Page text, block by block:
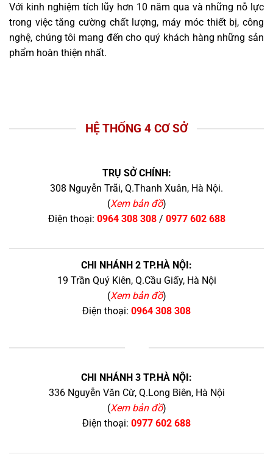
Với kinh nghiệm tích lũy hơn 10 năm qua và những nỗ lực
trong việc tăng cường chất lượng, máy móc thiết bị, công
nghệ, chúng tôi mang đến cho quý khách hàng những sản
phẩm hoàn thiện nhất.
HỆ THỐNG 4 CƠ SỞ
TRỤ SỞ CHÍNH:
308 Nguyễn Trãi, Q.Thanh Xuân, Hà Nội.
(Xem bản đồ)
Điện thoại: 0964 308 308/ 0977 602 688
CHI NHÁNH 2 TP.HÀ NỘI:
19 Trần Quý Kiên, Q.Cầu Giấy, Hà Nội
(Xem bản đồ)
Điện thoại: 0964 308 308
CHI NHÁNH 3 TP.HÀ NỘI:
336 Nguyễn Văn Cừ, Q.Long Biên, Hà Nội
(Xem bản đồ)
Điện thoại: 0977 602 688